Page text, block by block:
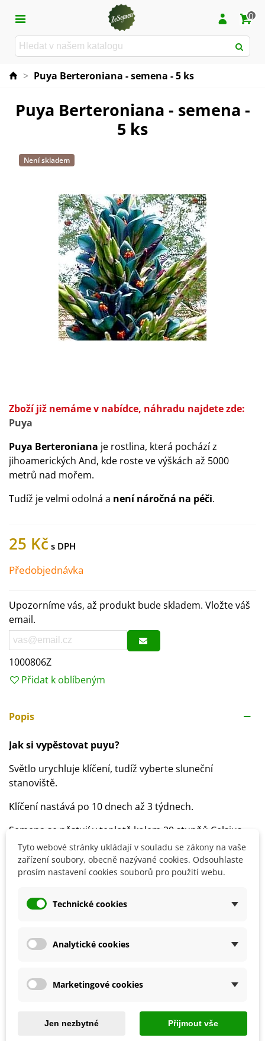
0
> Puya Berteroniana - semena - 5 ks
Puya Berteroniana - semena -
5 ks
Není skladem
Zboží již nemáme v nabídce, náhradu najdete zde:
Puya
Puya Berteroniana je rostlina, která pochází z
jihoamerických And, kde roste ve výškách až 5000
metrů nad mořem.
Tudíž je velmi odolná a není náročná na péči.
25 Kč
Předobjednávka
Upozorníme vás, až produkt bude skladem. Vložte váš
email.
1000806Z
Přidat k oblíbeným
Popis
Jak si vypěstovat puyu?
Světlo urychluje klíčení, tudíž vyberte sluneční
stanoviště.
Klíčení nastává po 10 dnech až 3 týdnech.
Semena se pěstují v teplotě kolem 20 stupňů Celsius.
Na pěstování Puje se používají buď tzv. Bobtňáky nebo
lehce štěrkovitý substrát.
Detaily produktu
SOUVISEJÍCÍ PRODUKTY
Tyto webové stránky ukládají v souladu se zákony na vaše
zařízení soubory, obecně nazývané cookies. Odsouhlaste
prosím nastavení cookies souborů pro použití webu.
Technické cookies
Analytické cookies
Marketingové cookies
Jen nezbytné Přijmout vše